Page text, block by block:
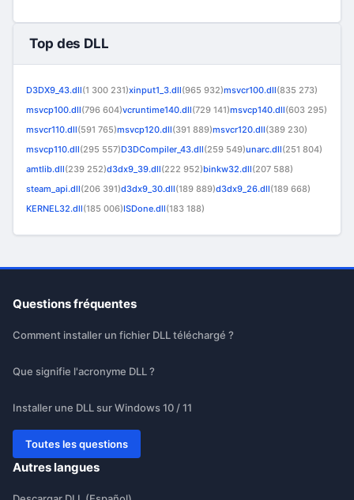
Top des DLL
D3DX9_43.dll(1 300 231)xinput1_3.dll(965 932)msvcr100.dll(835 273)
msvcp100.dll(796 604)vcruntime140.dll(729 141)msvcp140.dll(603 295)
msvcr110.dll(591 765)msvcp120.dll(391 889)msvcr120.dll(389 230)
msvcp110.dll(295 557)D3DCompiler_43.dll(259 549)unarc.dll(251 804)
amtlib.dll(239 252)d3dx9_39.dll(222 952)binkw32.dll(207 588)
steam_api.dll(206 391)d3dx9_30.dll(189 889)d3dx9_26.dll(189 668)
KERNEL32.dll(185 006)ISDone.dll(183 188)
Questions fréquentes
Comment installer un fichier DLL téléchargé ?
Que signifie l'acronyme DLL ?
Installer une DLL sur Windows 10 / 11
Toutes les questions
Autres langues